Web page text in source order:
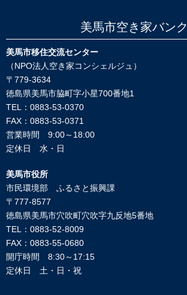
美馬市空き家バンク
美馬市移住交流センター
（NPO法人空き家コンシェルジュ）
〒779-3634
徳島県美馬市脇町字小星700番地1
TEL：0883-53-0370
FAX：0883-53-0371
営業時間 9:00～18:00
定休日 水・日
美馬市役所
市民環境部 ふるさと振興課
〒777-8577
徳島県美馬市穴吹町穴吹字九反地5番地
TEL：0883-52-8009
FAX：0883-55-0680
開庁時間 8:30～17:15
定休日 土・日・祝